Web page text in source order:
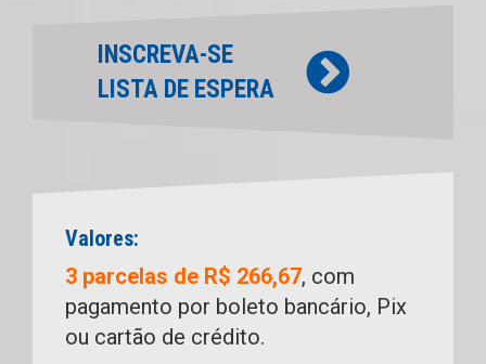
INSCREVA-SE
LISTA DE ESPERA
Valores:
3 parcelas de R$ 266,67, com
pagamento por boleto bancário, Pix
ou cartão de crédito.